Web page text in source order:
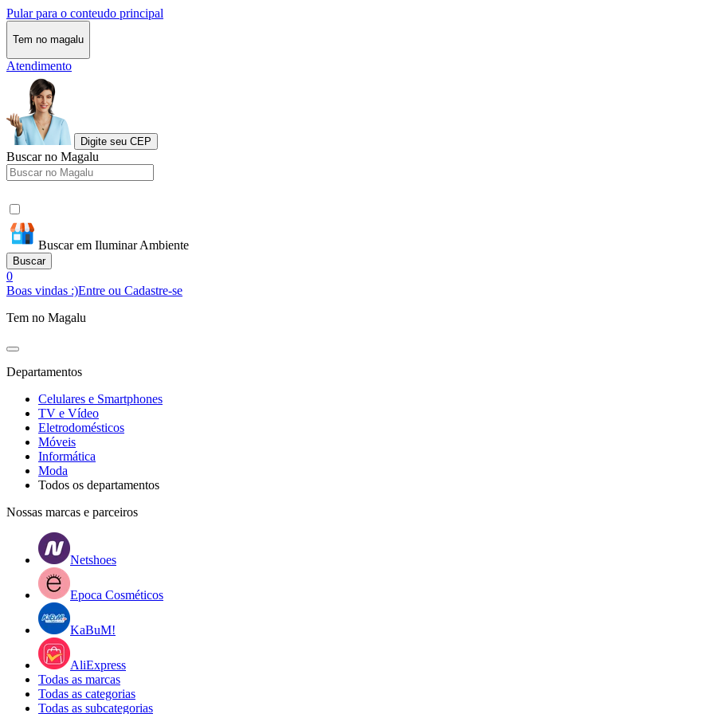
Pular para o conteudo principal
Tem no magalu
Atendimento
Digite seu CEP
Buscar no Magalu
Buscar em Iluminar Ambiente
Buscar
0
Boas vindas :)Entre ou Cadastre-se
Tem no Magalu
Departamentos
Celulares e Smartphones
TV e Vídeo
Eletrodomésticos
Móveis
Informática
Moda
Todos os departamentos
Nossas marcas e parceiros
Netshoes
Epoca Cosméticos
KaBuM!
AliExpress
Todas as marcas
Todas as categorias
Todas as subcategorias